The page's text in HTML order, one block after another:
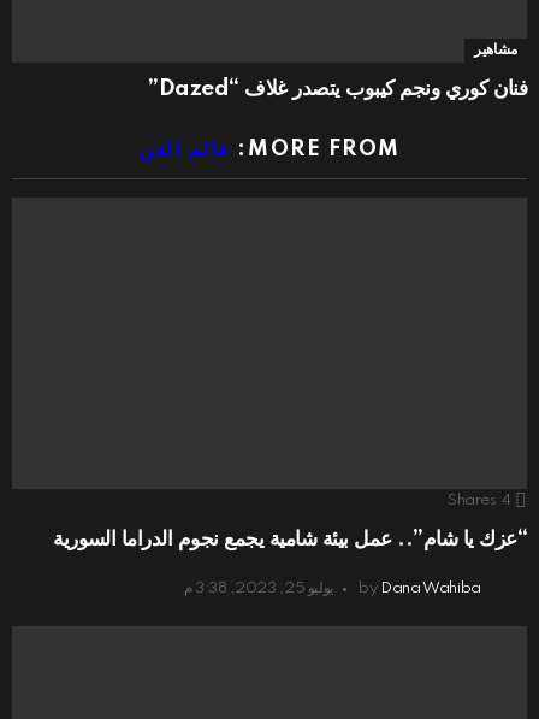
مشاهير
فنان كوري ونجم كيبوب يتصدر غلاف “Dazed”
MORE FROM: عالم الفن
4
Shares
“عزك يا شام”.. عمل بيئة شامية يجمع نجوم الدراما السورية
by Dana Wahiba يوليو 25, 2023, 3:38 م